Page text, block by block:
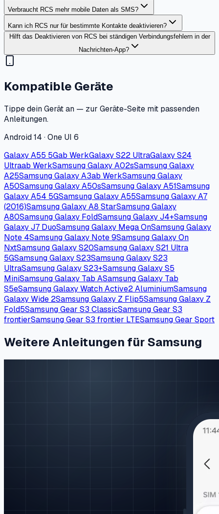
Verbraucht RCS mehr mobile Daten als SMS?
Kann ich RCS nur für bestimmte Kontakte deaktivieren?
Hilft das Deaktivieren von RCS bei ständigen Verbindungsfehlern in der
Nachrichten-App?
Kompatible Geräte
Tippe dein Gerät an — zur Geräte-Seite mit passenden
Anleitungen.
Android 14 · One UI 6
Galaxy A55 5Gab WerkGalaxy S22 UltraGalaxy S24
Ultraab WerkSamsung Galaxy A02sSamsung Galaxy
A25Samsung Galaxy A3ab WerkSamsung Galaxy
A50Samsung Galaxy A50sSamsung Galaxy A51Samsung
Galaxy A54 5GSamsung Galaxy A55Samsung Galaxy A7
(2016)Samsung Galaxy A8 StarSamsung Galaxy
A80Samsung Galaxy FoldSamsung Galaxy J4+Samsung
Galaxy J7 DuoSamsung Galaxy Mega OnSamsung Galaxy
Note 4Samsung Galaxy Note 9Samsung Galaxy On
NxtSamsung Galaxy S20Samsung Galaxy S21 Ultra
5GSamsung Galaxy S23Samsung Galaxy S23
UltraSamsung Galaxy S23+Samsung Galaxy S5
MiniSamsung Galaxy Tab ASamsung Galaxy Tab
S5eSamsung Galaxy Watch Active2 AluminiumSamsung
Galaxy Wide 2Samsung Galaxy Z Flip5Samsung Galaxy Z
Fold5Samsung Gear S3 ClassicSamsung Gear S3
frontierSamsung Gear S3 frontier LTESamsung Gear Sport
Weitere Anleitungen für Samsung